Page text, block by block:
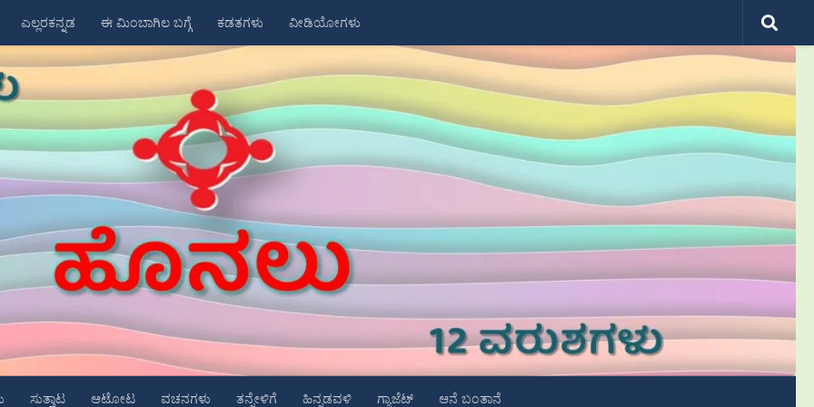
ಎಲ್ಲರಕನ್ನಡ ಈ ಮಿಂಬಾಗಿಲ ಬಗ್ಗೆ ಕಡತಗಳು ವೀಡಿಯೋಗಳು
ಸುತ್ತಾಟ ಆಟೋಟ ವಚನಗಳು ತನ್ನೇಳಿಗೆ ಹಿನ್ನಡವಳಿ ಗ್ಯಾಜೆಟ್ ಆನೆ ಬಂತಾನೆ